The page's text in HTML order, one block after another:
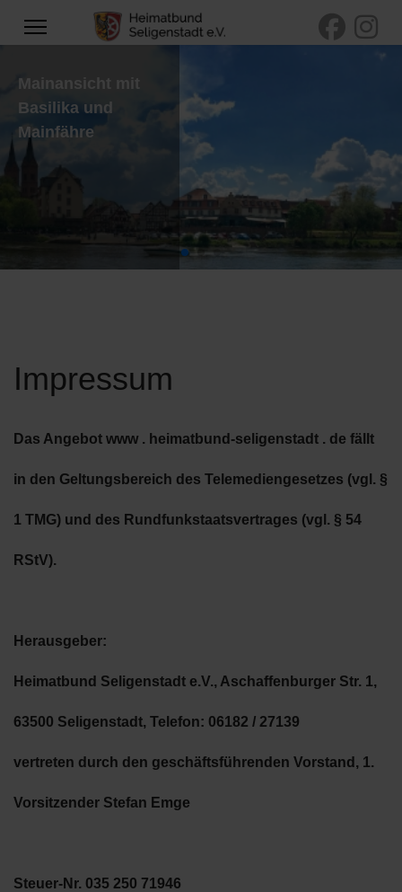
Mainansicht mit
Basilika und
Mainfähre
Impressum
Das Angebot www . heimatbund-seligenstadt . de fällt
in den Geltungsbereich des Telemediengesetzes (vgl. §
1 TMG) und des Rundfunkstaatsvertrages (vgl. § 54
RStV).
Herausgeber:
Heimatbund Seligenstadt e.V., Aschaffenburger Str. 1,
63500 Seligenstadt, Telefon: 06182 / 27139
vertreten durch den geschäftsführenden Vorstand, 1.
Vorsitzender Stefan Emge
Steuer-Nr. 035 250 71946